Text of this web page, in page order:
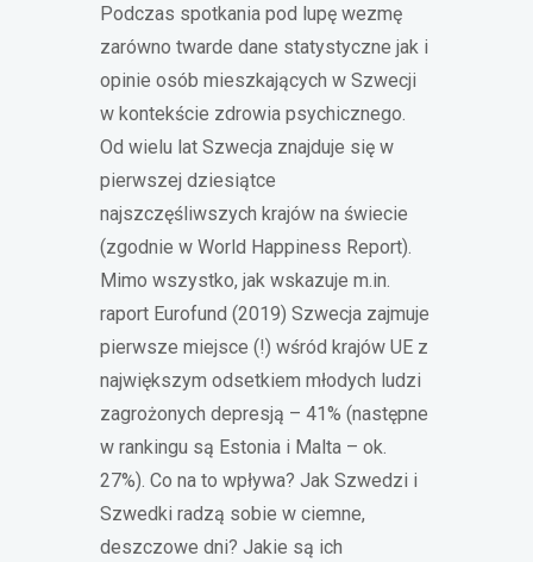
Podczas spotkania pod lupę wezmę
zarówno twarde dane statystyczne jak i
opinie osób mieszkających w Szwecji
w kontekście zdrowia psychicznego.
Od wielu lat Szwecja znajduje się w
pierwszej dziesiątce
najszczęśliwszych krajów na świecie
(zgodnie w World Happiness Report).
Mimo wszystko, jak wskazuje m.in.
raport Eurofund (2019) Szwecja zajmuje
pierwsze miejsce (!) wśród krajów UE z
największym odsetkiem młodych ludzi
zagrożonych depresją – 41% (następne
w rankingu są Estonia i Malta – ok.
27%). Co na to wpływa? Jak Szwedzi i
Szwedki radzą sobie w ciemne,
deszczowe dni? Jakie są ich